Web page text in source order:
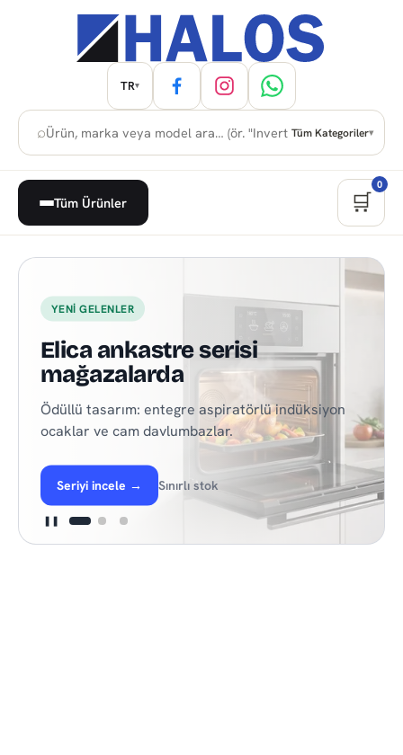
⌕ Tüm Kategoriler▾
TR▾
Tüm Ürünler 🛒
0
Kuzey Kıbrıs Beyaz Eşya,
YENI GELENLER
Elica ankastre serisi
mağazalarda
Ödüllü tasarım: entegre aspiratörlü indüksiyon
ocaklar ve cam davlumbazlar.
Seriyi incele → Sınırlı stok
❚❚